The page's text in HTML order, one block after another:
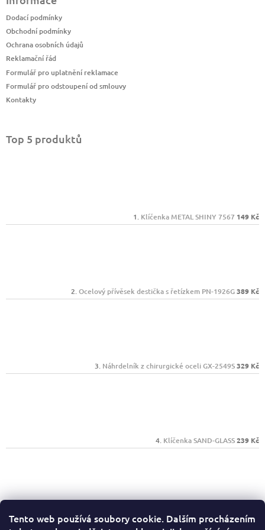
Tento web používá soubory cookie. Dalším procházením
Dodací podmínky
Obchodní podmínky
Ochrana osobních údajů
Reklamační řád
Formulář pro uplatnění reklamace
Formulář pro odstoupení od smlouvy
Kontakty
Top 5 produktů
Klíčenka METAL SHINY 7567 149 Kč
Ocelový přívěsek destička s řetízkem PN-1926G389 Kč
Náhrdelník z chirurgické oceli GX-2549S329 Kč
Klíčenka SAND-GLASS239 Kč
Psací sada Mark Twain 1385603 389 Kč